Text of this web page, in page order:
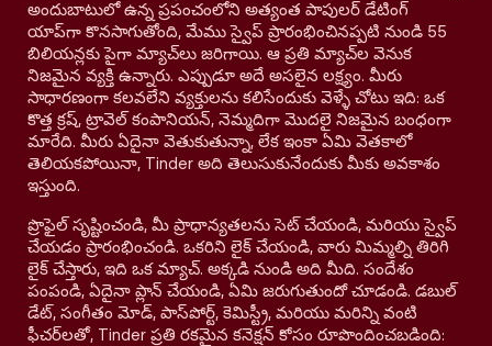
అందుబాటులో ఉన్న ప్రపంచంలోని అత్యంత పాపులర్ డేటింగ్
యాప్‌గా కొనసాగుతోంది, మేము స్వైప్ ప్రారంభించినప్పటి నుండి 55
బిలియన్లకు పైగా మ్యాచ్‌లు జరిగాయి. ఆ ప్రతి మ్యాచ్‌ల వెనుక
నిజమైన వ్యక్తి ఉన్నారు. ఎప్పుడూ అదే అసలైన లక్ష్యం. మీరు
సాధారణంగా కలవలేని వ్యక్తులను కలిసేందుకు వెళ్ళే చోటు ఇది: ఒక
కొత్త క్రష్, ట్రావెల్ కంపానియన్, నెమ్మదిగా మొదలై నిజమైన బంధంగా
మారేది. మీరు ఏదైనా వెతుకుతున్నా, లేక ఇంకా ఏమి వెతకాలో
తెలియకపోయినా, Tinder అది తెలుసుకునేందుకు మీకు అవకాశం
ఇస్తుంది.
ప్రొఫైల్ సృష్టించండి, మీ ప్రాధాన్యతలను సెట్ చేయండి, మరియు స్వైప్
చేయడం ప్రారంభించండి. ఒకరిని లైక్ చేయండి, వారు మిమ్మల్ని తిరిగి
లైక్ చేస్తారు, ఇది ఒక మ్యాచ్. అక్కడి నుండి అది మీది. సందేశం
పంపండి, ఏదైనా ప్లాన్ చేయండి, ఏమి జరుగుతుందో చూడండి. డబుల్
డేట్, సంగీతం మోడ్, పాస్‌పోర్ట్, కెమిస్ట్రీ, మరియు మరిన్ని వంటి
ఫీచర్‌లతో, Tinder ప్రతి రకమైన కనెక్షన్ కోసం రూపొందించబడింది: